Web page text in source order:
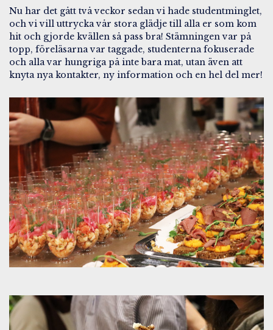
Nu har det gått två veckor sedan vi hade studentminglet,
och vi vill uttrycka vår stora glädje till alla er som kom
hit och gjorde kvällen så pass bra! Stämningen var på
topp, föreläsarna var taggade, studenterna fokuserade
och alla var hungriga på inte bara mat, utan även att
knyta nya kontakter, ny information och en hel del mer!